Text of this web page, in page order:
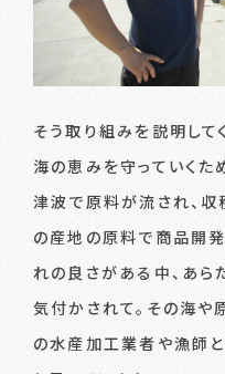
そう取り組みを説明して
海の恵みを守っていくた
津波で原料が流され、収
の産地の原料で商品開
れの良さがある中、あ
気付かされて。その海や
の水産加工業者や漁師